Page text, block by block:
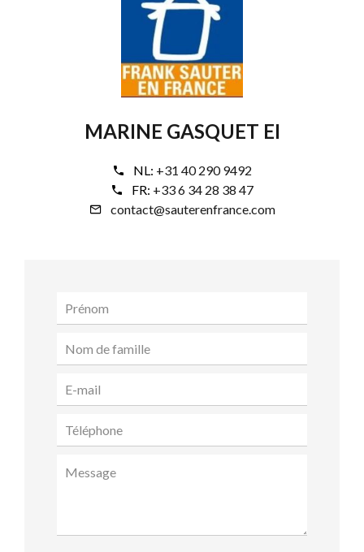
MARINE GASQUET EI
NL: +31 40 290 9492
FR: +33 6 34 28 38 47
contact@sauterenfrance.com